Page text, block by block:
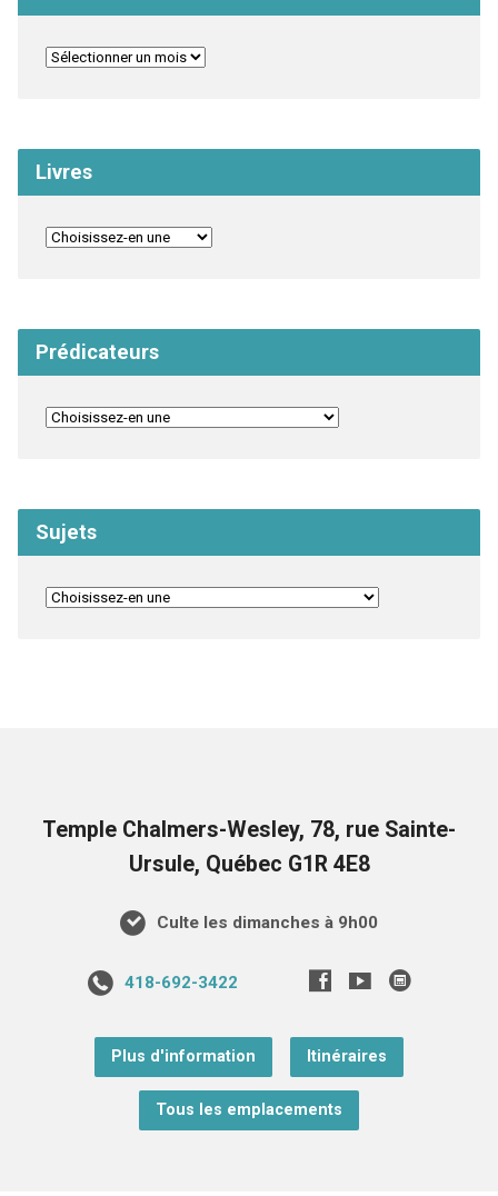
Livres
Prédicateurs
Sujets
Temple Chalmers-Wesley, 78, rue Sainte-
Ursule, Québec G1R 4E8
Culte les dimanches à 9h00
418-692-3422
Plus d'information Itinéraires
Tous les emplacements